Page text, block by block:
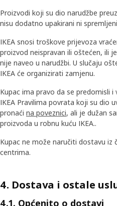
Proizvodi koji su dio narudžbe
nisu dodatno upakirani ni
IKEA snosi troškove prijevoza
proizvod neispravan ili oštećen, ili
nije naveo u narudžbi. U slučaju
IKEA će organizirati zamjenu.
Kupac ima pravo da se predomisli
IKEA Pravilima povrata koji su dio
pronaći na poveznici, ali je dužan
proizvoda u robnu kuću IKEA..
Kupac ne može naručiti dostavu iz
centrima.
4. Dostava i ostale
4.1. Općenito o dostavi